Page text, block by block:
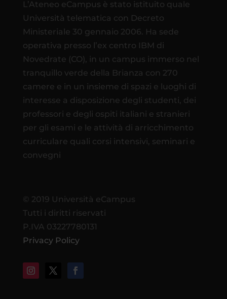
L’Ateneo eCampus è stato istituito quale
Università telematica con Decreto
Ministeriale 30 gennaio 2006. Ha sede
operativa presso l’ex centro IBM di
Novedrate (CO), in un campus immerso nel
tranquillo verde della Brianza con 270
camere e in un insieme di spazi e luoghi di
interesse a disposizione degli studenti, dei
professori e degli ospiti italiani e stranieri
per gli esami e le attività di arricchimento
curriculare quali corsi intensivi, seminari e
convegni
© 2019 Università eCampus
Tutti i diritti riservati
P.IVA 03227780131
Privacy Policy